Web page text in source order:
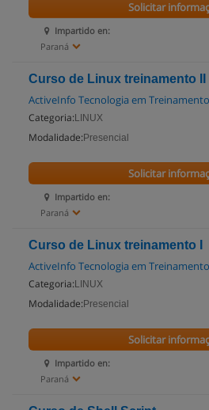
Impartido en:
Paraná
Solicitar
Curso de Linux treinamento II
ActiveInfo Tecnologia em
Categoria: LINUX
Modalidade: Presencial
Impartido en:
Paraná
Solicitar
Curso de Linux treinamento I
ActiveInfo Tecnologia em
Categoria: LINUX
Modalidade: Presencial
Impartido en:
Paraná
Solicitar